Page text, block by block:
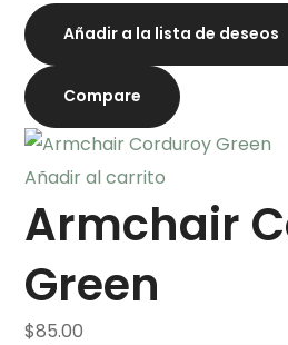
Añadir a la lista de deseos
Compare
Añadir al carrito
Armchair
Green
$85.00